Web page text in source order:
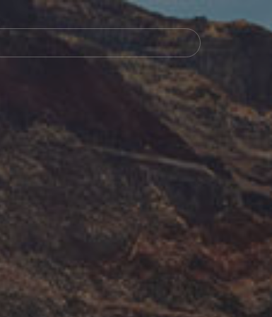
Navegación